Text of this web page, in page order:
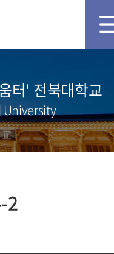
터' 전북대학교
University
2